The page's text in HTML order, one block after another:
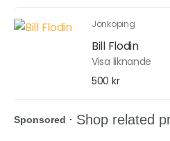
Jönköping
Bill Flodin
Visa liknande
500 kr